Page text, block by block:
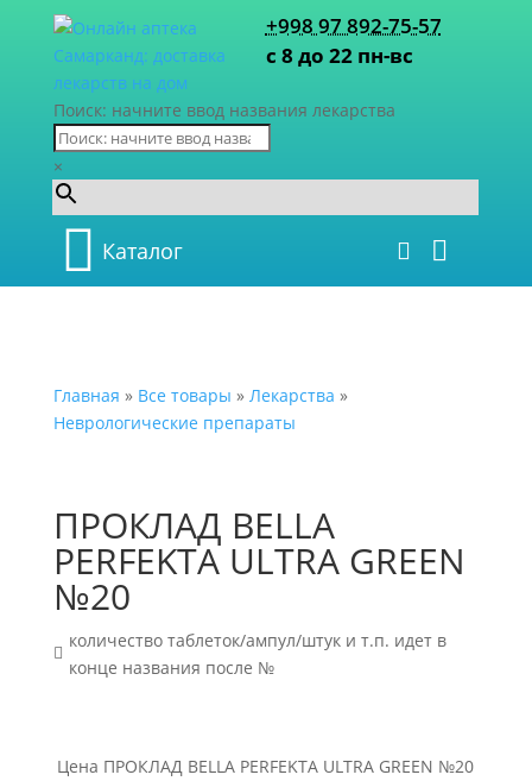
+998 97 892-75-57
с 8 до 22 пн-вс
Поиск: начните ввод названия лекарства
×
Каталог
Главная » Все товары » Лекарства »
Неврологические препараты
ПРОКЛАД BELLA
PERFEKTA ULTRA GREEN
№20

количество таблеток/ампул/штук и т.п. идет в
конце названия после №
Цена ПРОКЛАД BELLA PERFEKTA ULTRA GREEN №20